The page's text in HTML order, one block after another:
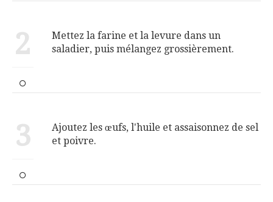
2
Mettez la farine et la levure dans un
saladier, puis mélangez grossièrement.
3
Ajoutez les œufs, l'huile et assaisonnez de sel
et poivre.